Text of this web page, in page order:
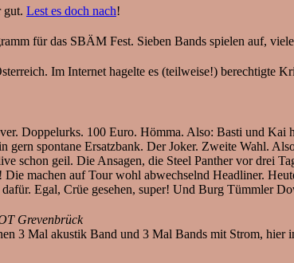
Lest es doch nach!
für das SBÄM Fest. Sieben Bands spielen auf,
Im Internet hagelte es (teilweise!) berechtigte
Doppelurks. 100 Euro. Hömma. Also: Basti und Kai
spontane Ersatzbank. Der Joker. Zweite Wahl.
schon geil. Die Ansagen, die Steel Panther vor drei
machen auf Tour wohl abwechselnd Headliner.
Egal, Crüe gesehen, super! Und Burg Tümmler
Grevenbrück
3 Mal akustik Band und 3 Mal Bands mit Strom,